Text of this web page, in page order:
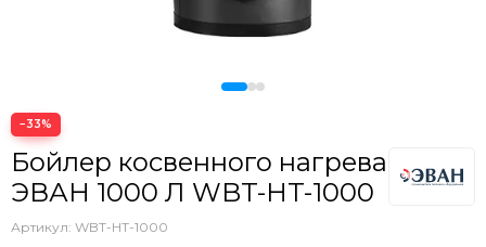
−33%
Бойлер косвенного нагрева
ЭВАН 1000 Л WBT-HT-1000
Артикул: WBT-HT-1000